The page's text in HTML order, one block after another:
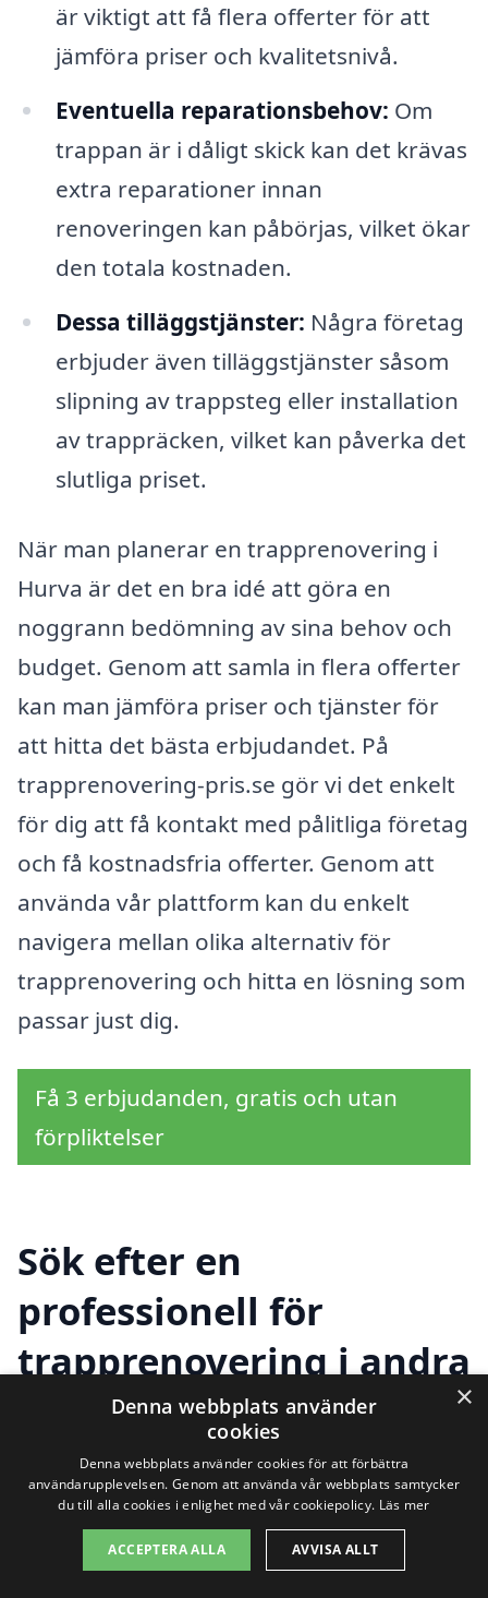
är viktigt att få flera offerter för att
jämföra priser och kvalitetsnivå.
Eventuella reparationsbehov: Om
trappan är i dåligt skick kan det krävas
extra reparationer innan
renoveringen kan påbörjas, vilket ökar
den totala kostnaden.
Dessa tilläggstjänster: Några företag
erbjuder även tilläggstjänster såsom
slipning av trappsteg eller installation
av trappräcken, vilket kan påverka det
slutliga priset.
När man planerar en trapprenovering i
Hurva är det en bra idé att göra en
noggrann bedömning av sina behov och
budget. Genom att samla in flera offerter
kan man jämföra priser och tjänster för
att hitta det bästa erbjudandet. På
trapprenovering-pris.se gör vi det enkelt
för dig att få kontakt med pålitliga företag
och få kostnadsfria offerter. Genom att
använda vår plattform kan du enkelt
navigera mellan olika alternativ för
trapprenovering och hitta en lösning som
passar just dig.
Få 3 erbjudanden, gratis och utan
förpliktelser
Sök efter en
professionell för
trapprenovering i andra
städer nära Hurva
Att hitta rätt hjälp för trapprenovering i
Hurva kan kännas överväldigande, men
det är viktigt att inte nöja sig med mindre
×
Denna webbplats använder
cookies
Denna webbplats använder cookies för att förbättra
användarupplevelsen. Genom att använda vår webbplats samtycker
du till alla cookies i enlighet med vår cookiepolicy. Läs mer
ACCEPTERA ALLA AVVISA ALLT